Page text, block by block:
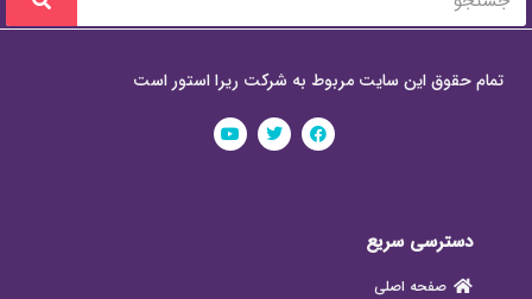
تمام حقوق این سایت مربوط به شرکت ریرا استور است
دسترسی سریع
صفحه اصلی